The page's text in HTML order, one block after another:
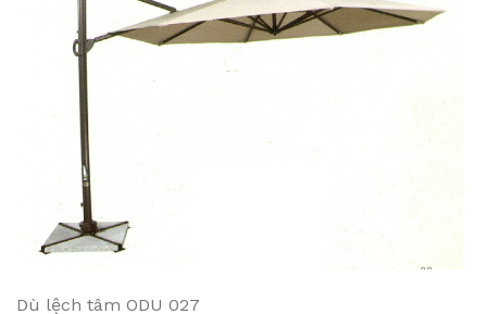
Dù lệch tâm ODU 027